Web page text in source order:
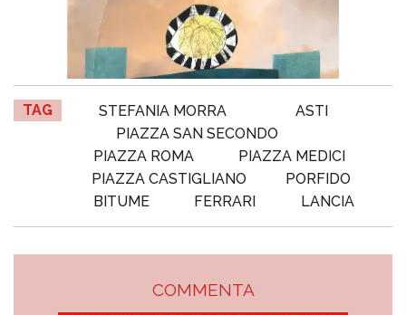
TAG STEFANIA MORRA
ASTI
PIAZZA SAN SECONDO
PIAZZA ROMA
PIAZZA MEDICI
PIAZZA CASTIGLIANO
PORFIDO
BITUME
FERRARI LANCIA
COMMENTA